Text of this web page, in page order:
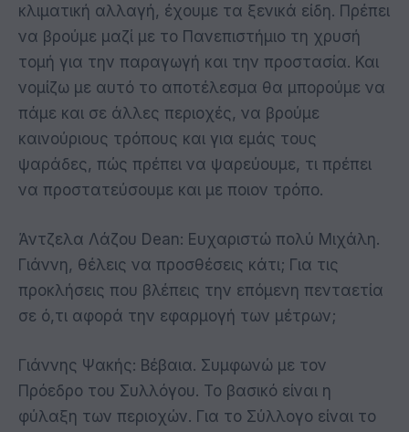
κλιματική αλλαγή, έχουμε τα ξενικά είδη. Πρέπει
να βρούμε μαζί με το Πανεπιστήμιο τη χρυσή
τομή για την παραγωγή και την προστασία. Και
νομίζω με αυτό το αποτέλεσμα θα μπορούμε να
πάμε και σε άλλες περιοχές, να βρούμε
καινούριους τρόπους και για εμάς τους
ψαράδες, πώς πρέπει να ψαρεύουμε, τι πρέπει
να προστατεύσουμε και με ποιον τρόπο.
Άντζελα Λάζου Dean: Ευχαριστώ πολύ Μιχάλη.
Γιάννη, θέλεις να προσθέσεις κάτι; Για τις
προκλήσεις που βλέπεις την επόμενη πενταετία
σε ό,τι αφορά την εφαρμογή των μέτρων;
Γιάννης Ψακής: Βέβαια. Συμφωνώ με τον
Πρόεδρο του Συλλόγου. Το βασικό είναι η
φύλαξη των περιοχών. Για το Σύλλογο είναι το